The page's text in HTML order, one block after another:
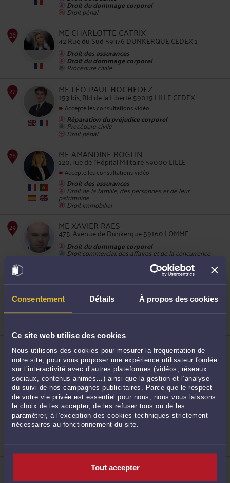
Consentement Détails À propos des cookies
Ce site web utilise des cookies
Nous utilisons des cookies pour mesurer la fréquentation de
notre site, pour vous proposer une expérience utilisateur fondée
sur l’interactivité avec d’autres plateformes (vidéos, réseaux
sociaux, contenus animés…) ainsi que la gestion et l’analyse
du suivi de nos campagnes publicitaires. Parce que le respect
de votre vie privée est essentiel pour nous, nous vous laissons
le choix de les accepter, de les refuser tous ou de les
paramétrer, à l’exception des cookies techniques strictement
nécessaires au fonctionnement du site.
Tout accepter
Droit du dommage corporel
Droit pénal
26
ME CHARLOTTE CATRIX
42 Rue du Sud 59376 DUNKERQUE CEDEX 1
Droit des assurances
Droit du dommage corporel
Procédure civile
27
ME LÉO-PAUL HOCHEDEZ
153 bis, Bld de la Liberté 59015 LILLE CEDEX
Accepte les consultations vidéo
Réparation du préjudice corporel
Procédure civile
Droit pénal
28
ME AMANDINE ROGLIN
120, rue de l'Hôpital Militaire 59000 LILLE
Accepte les consultations vidéo
Droit des assurances
Droit de la famille, des personnes et de leur
patrimoine
Droit immobilier
29
ME XAVIER RAES
475, Avenue de Dunkerque 59160 LOMME
Droit du dommage corporel
Droit commercial, des affaires et de la concurrence
Droit immobilier
ME MARIE WILPART
30, Bld de la Liberté 59000 LILLE
Accepte les consultations vidéo
Droit du dommage corporel
Droit de la santé
ME JEAN-MARC VILLESECHE
3 Rue vauban 59361 AVESNES SUR HELPE
Droit des assurances
Droit pénal
Droit du travail
ME FLORIAN MUNGA
3 rue Maracci 59000 LILLE
Accepte les consultations vidéo
Droit public
ME CAROLE GUILLIN
113, Bld Victor Hugo 59017 LILLE CEDEX